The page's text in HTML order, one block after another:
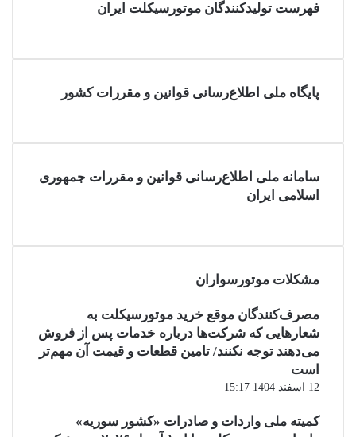
فهرست تولیدکنندگان موتورسیکلت ایران
پایگاه ملی اطلاع‌رسانی قوانین و مقررات کشور
سامانه ملی اطلاع‌رسانی قوانین و مقررات جمهوری
اسلامی ایران
مشکلات موتورسواران
مصرف‌کنندگان موقع خرید موتورسیکلت به
شعارهایی که شرکت‌ها درباره خدمات پس از فروش
می‌دهند توجه نکنند/ تامین قطعات و قیمت آن مهم‌تر
است
12 اسفند 1404 15:17
کمیته ملی واردات و صادرات «کشور سوریه»